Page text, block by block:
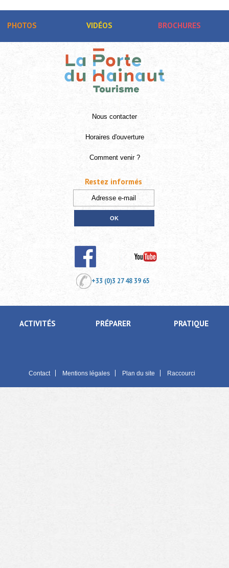
PHOTOS VIDÉOS BROCHURES
Nous contacter
Horaires d'ouverture
Comment venir ?
+33 (0)3 27 48 39 65
ACTIVITÉS PRÉPARER PRATIQUE
Contact Mentions légales Plan du site Raccourci
Restez informés